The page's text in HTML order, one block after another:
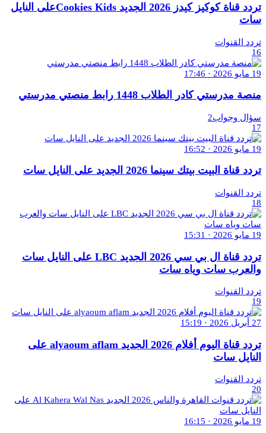
تردد قناة كوكيز كيدز 2026 الجديد Cookies Kidsعلى النايل
سات
تردد القنوات
16
19 مايو 2026 · 17:46
منصة مدرستي كادر الطلاب 1448 رابط منصتي مدرستي
سؤال وجواب2
17
19 مايو 2026 · 16:52
تردد قناة البيت بيتك سينما 2026 الجديد على النايل سات
تردد القنوات
18
19 مايو 2026 · 15:31
تردد قناة ال بي سي 2026 الجديد LBC على النايل سات
والعرب سات وياه سات
تردد القنوات
19
27 أبريل 2026 · 15:19
تردد قناة اليوم أفلام 2026 الجديد alyaoum aflam على
النايل سات
تردد القنوات
20
19 مايو 2026 · 16:15